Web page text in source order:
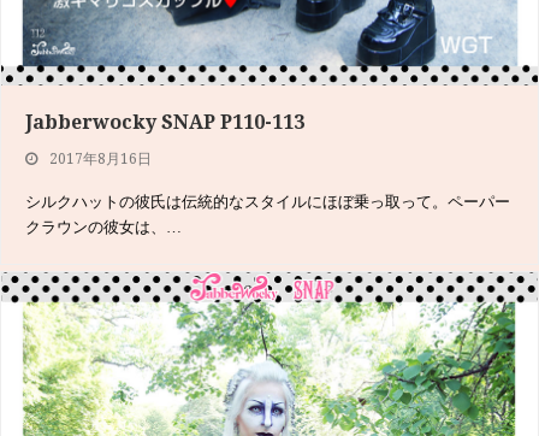
Jabberwocky SNAP P110-113
2017年8月16日
シルクハットの彼氏は伝統的なスタイルにほぼ乗っ取って。ペーパー
クラウンの彼女は、…
Jabberwocky SNAP P144-145
2017年6月10日
Neo à la carteは通称「ネオアラ」と呼ばれている、ゴシック＆ロリ
ータ…